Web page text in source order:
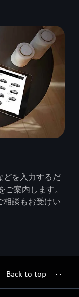
どを入力するだ
案内します。
相談もお受けい
Back to top